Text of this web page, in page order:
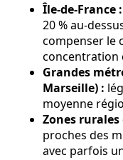
Île-de-France :
20 % au-
compenser le
concentration
Grandes
Marseille) :
moyenne
Zones
proches des
avec parfois